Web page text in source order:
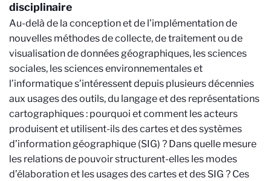
disciplinaire
Au-delà de la conception et de l’implémentation de
nouvelles méthodes de collecte, de traitement ou de
visualisation de données géographiques, les sciences
sociales, les sciences environnementales et
l’informatique s’intéressent depuis plusieurs décennies
aux usages des outils, du langage et des représentations
cartographiques : pourquoi et comment les acteurs
produisent et utilisent-ils des cartes et des systèmes
d’information géographique (SIG) ? Dans quelle mesure
les relations de pouvoir structurent-elles les modes
d’élaboration et les usages des cartes et des SIG ? Ces